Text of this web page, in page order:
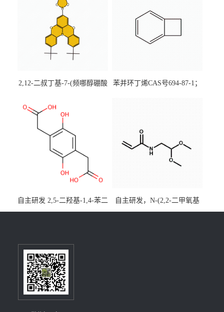
2,12-二叔丁基-7-(频哪醇硼酸
[3,2,1-de]蒽CAS号2648896-
装，实验室现货直发
苯并环丁烯CAS号694-87-1；
自主研发 2,5-二羟基-1,4-苯二
乙酸CAS号5488-16-4；公斤
百公斤级可供应
自主研发，N-(2,2-二甲氧基
乙基)丙烯酰胺CAS号49707-